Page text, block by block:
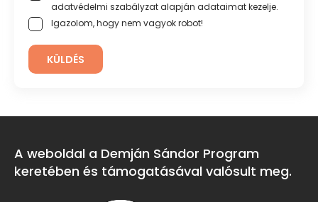
adatvédelmi szabályzatalapján adataimat kezelje.
Igazolom, hogy nem vagyok robot!
KÜLDÉS
A weboldal a Demján Sándor Program
keretében és támogatásával valósult meg.